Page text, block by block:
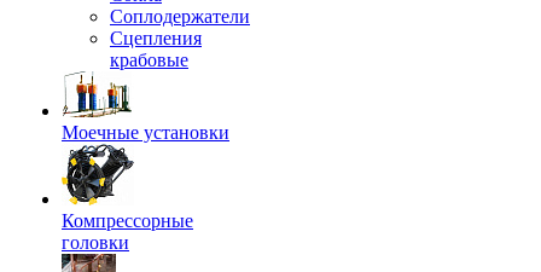
Соплодержатели
Сцепления
крабовые
Моечные установки
Компрессорные
головки